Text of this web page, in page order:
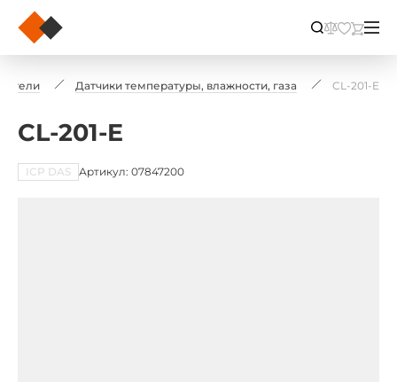
Датчики температуры, влажности, газа CL-201-E
CL-201-E
ICP DAS Артикул: 07847200